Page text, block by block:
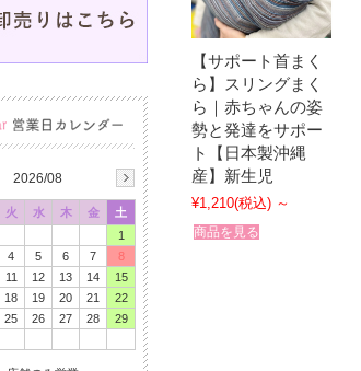
【サポート首まく
ら】スリングまく
ら｜赤ちゃんの姿
勢と発達をサポー
ト【日本製沖縄
産】新生児
¥1,210(税込) ～
商品を見る
2026/08
火 水 木 金
土
1
4 5 6 7
8
11 12 13 14
15
18 19 20 21
22
25 26 27 28
29